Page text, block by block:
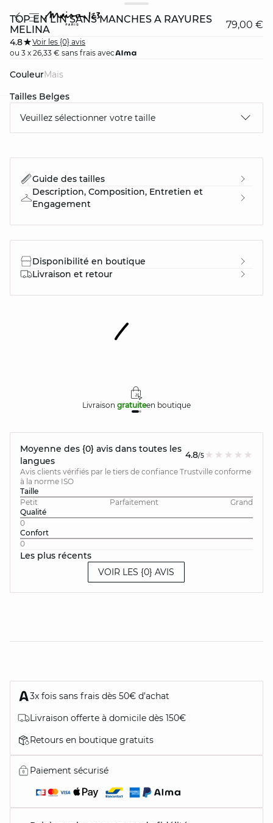
TOP EN LIN SANS MANCHES À RAYURES
MELINA
79,00 €
4.8
Voir les {0} avis
ou 3 x 26,33 € sans frais avec
Couleur
mais
Tailles Belges
Veuillez sélectionner votre taille
Guide des tailles
Description, Composition, Entretien et
Engagement
Disponibilité en boutique
Livraison et retour
Livraison gratuiteen boutique
Moyenne des {0} avis dans toutes les
langues
4.8/5
Avis clients vérifiés par le tiers de confiance Trustville conforme
à la norme ISO
Taille
Petit
Parfaitement
Grand
Qualité
0
Confort
0
Les plus récents
VOIR LES {0} AVIS
3x fois sans frais dès 50€ d’achat
Livraison offerte à domicile dès 150€
Retours en boutique gratuits
Paiement sécurisé